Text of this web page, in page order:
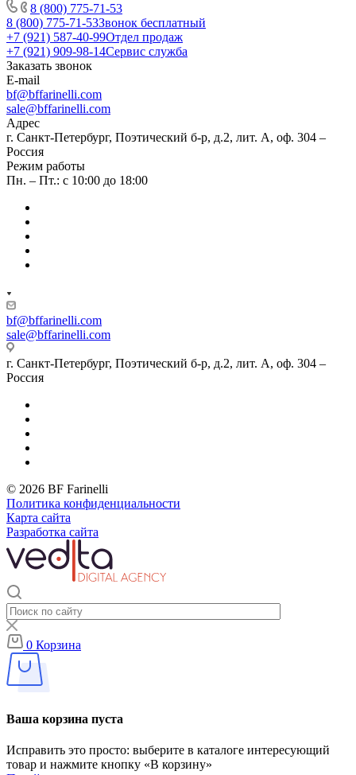
8 (800) 775-71-53
8 (800) 775-71-53Звонок бесплатный
+7 (921) 587-40-99Отдел продаж
+7 (921) 909-98-14Сервис служба
Заказать звонок
E-mail
bf@bffarinelli.com
sale@bffarinelli.com
Адрес
г. Санкт-Петербург, Поэтический б-р, д.2, лит. А, оф. 304 –
Россия
Режим работы
Пн. – Пт.: с 10:00 до 18:00
bf@bffarinelli.com
sale@bffarinelli.com
г. Санкт-Петербург, Поэтический б-р, д.2, лит. А, оф. 304 –
Россия
© 2026 BF Farinelli
Политика конфиденциальности
Карта сайта
Разработка сайта
0 Корзина
Ваша корзина пуста
Исправить это просто: выберите в каталоге интересующий
товар и нажмите кнопку «В корзину»